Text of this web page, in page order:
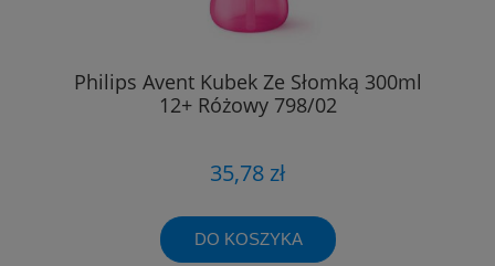
Philips Avent Kubek Ze Słomką 300ml
12+ Różowy 798/02
35,78 zł
DO KOSZYKA